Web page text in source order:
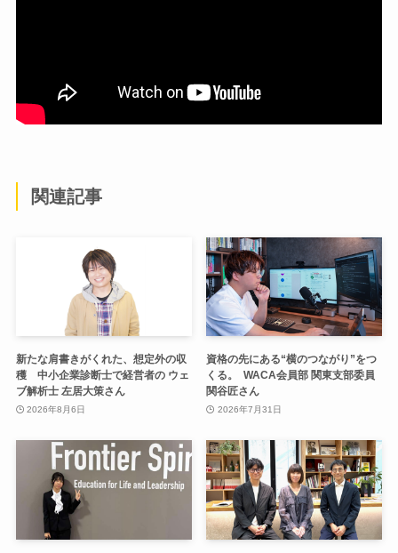
関連記事
新たな肩書きがくれた、想定外の収
穫 中小企業診断士で経営者の ウェ
ブ解析士 左居大策さん
2026年8月6日
資格の先にある“横のつながり”をつ
くる。 WACA会員部 関東支部委員
関谷匠さん
2026年7月31日